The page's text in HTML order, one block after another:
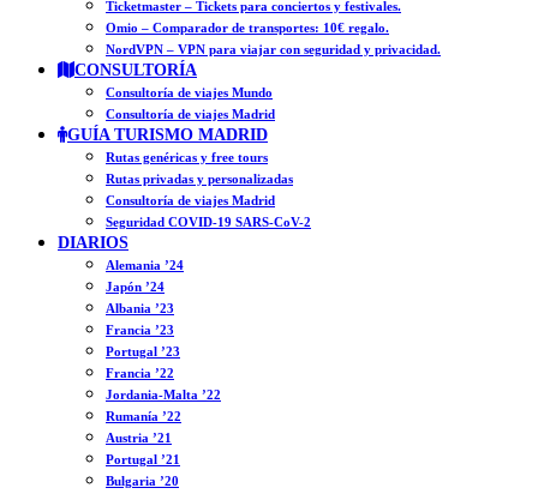
Ticketmaster – Tickets para conciertos y festivales.
Omio – Comparador de transportes: 10€ regalo.
NordVPN – VPN para viajar con seguridad y privacidad.
CONSULTORÍA
Consultoría de viajes Mundo
Consultoría de viajes Madrid
GUÍA TURISMO MADRID
Rutas genéricas y free tours
Rutas privadas y personalizadas
Consultoría de viajes Madrid
Seguridad COVID-19 SARS-CoV-2
DIARIOS
Alemania ’24
Japón ’24
Albania ’23
Francia ’23
Portugal ’23
Francia ’22
Jordania-Malta ’22
Rumanía ’22
Austria ’21
Portugal ’21
Bulgaria ’20